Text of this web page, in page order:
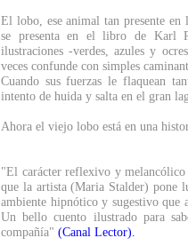
El lobo, ese animal tan presente
se presenta en el libro de Karl
ilustraciones -verdes, azules y
veces confunde con simples
Cuando sus fuerzas le flaquean
intento de huida y salta en el gran
Ahora el viejo lobo está en una
"El carácter reflexivo y
que la artista (Maria Stalder) pone
ambiente hipnótico y sugestivo que
Un bello cuento ilustrado para
compañía" (Canal Lector).